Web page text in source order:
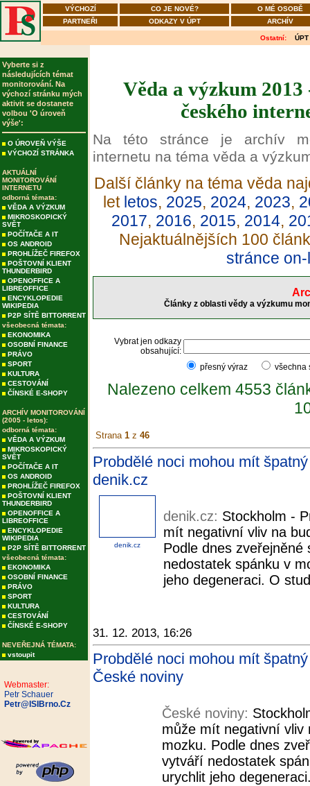
VÝCHOZÍ CO JE NOVÉ?
O MÉ OSOBĚ
PARTNEŘI
ODKAZY V ÚPT ARCHÍV
Ostatní: ÚPT
Vyberte si z
následujících témat
monitorování. Na
výchozí stránku mých
aktivit se dostanete
volbou 'O úroveň
výše':
O ÚROVEŇ VÝŠE
VÝCHOZÍ STRÁNKA
AKTUÁLNÍ
MONITOROVÁNÍ
INTERNETU
odborná témata:
VĚDA A VÝZKUM
MIKROSKOPICKÝ
SVĚT
POČÍTAČE A IT
OS ANDROID
PROHLÍŽEČ FIREFOX
POŠTOVNÍ KLIENT
THUNDERBIRD
OPENOFFICE A
LIBREOFFICE
ENCYKLOPEDIE
WIKIPEDIA
P2P SÍTĚ BITTORRENT
všeobecná témata:
EKONOMIKA
OSOBNÍ FINANCE
PRÁVO
SPORT
KULTURA
CESTOVÁNÍ
ČÍNSKÉ E-SHOPY
ARCHÍV MONITOROVÁNÍ
(2005 - letos):
odborná témata:
VĚDA A VÝZKUM
MIKROSKOPICKÝ
SVĚT
POČÍTAČE A IT
OS ANDROID
PROHLÍŽEČ FIREFOX
POŠTOVNÍ KLIENT
THUNDERBIRD
OPENOFFICE A
LIBREOFFICE
ENCYKLOPEDIE
WIKIPEDIA
P2P SÍTĚ BITTORRENT
všeobecná témata:
EKONOMIKA
OSOBNÍ FINANCE
PRÁVO
SPORT
KULTURA
CESTOVÁNÍ
ČÍNSKÉ E-SHOPY
NEVEŘEJNÁ TÉMATA:
vstoupit
Webmaster:
Petr Schauer
Petr@ISIBrno.Cz
Věda a výzkum
českého
Na této stránce je archív
internetu na téma věda a
Další články na téma věda
let letos, 2025, 2024, 2023,
2017, 2016, 2015, 2014,
Nejaktuálnějších 100
stránce
Články z oblasti vědy a výzkumu
Vybrat jen odkazy
obsahující:
přesný výraz
Nalezeno celkem 4553
Strana 1 z 46
Probdělé noci mohou mít
denik.cz
denik.cz
denik.cz: Stockholm -
mít negativní vliv na
Podle dnes
nedostatek spánku v
jeho degeneraci. O
31. 12. 2013, 16:26
Probdělé noci mohou mít
České noviny
České noviny:
může mít negativní vliv
mozku. Podle dnes
vytváří nedostatek
urychlit jeho